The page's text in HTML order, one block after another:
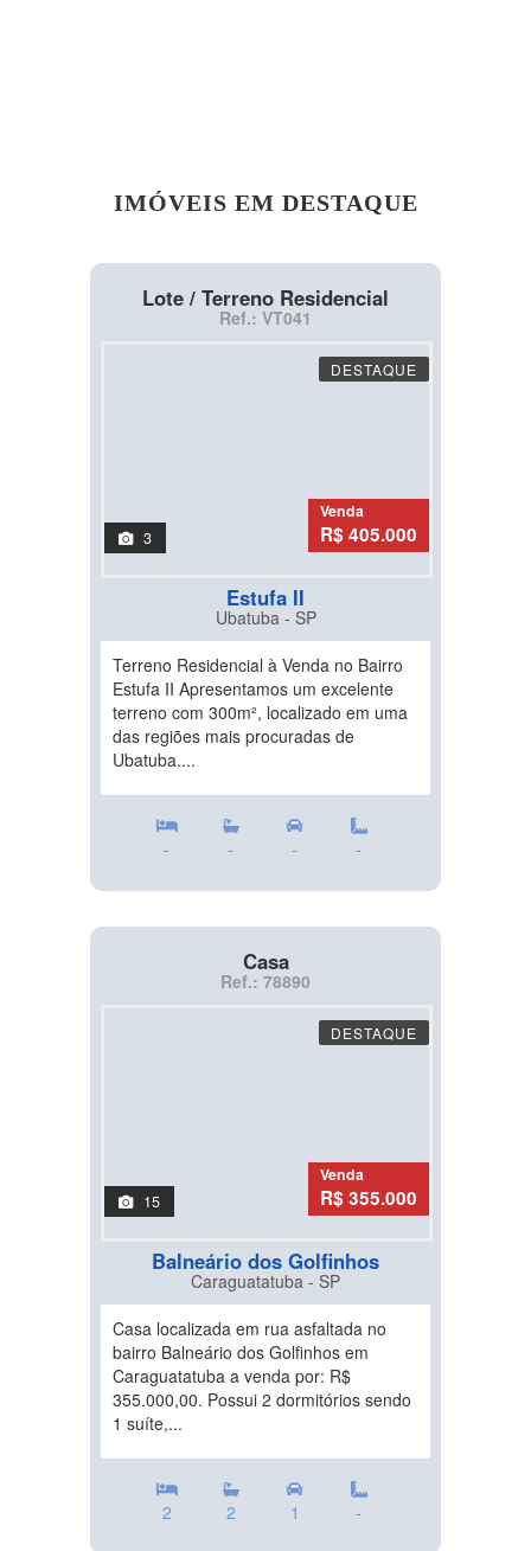
IMÓVEIS EM DESTAQUE
Lote / Terreno Residencial
Ref.: VT041
DESTAQUE
3
Venda
R$ 405.000
Estufa II
Ubatuba - SP
Terreno Residencial à Venda no Bairro
Estufa II Apresentamos um excelente
terreno com 300m², localizado em uma
das regiões mais procuradas de
Ubatuba....
- - - -
Casa
Ref.: 78890
DESTAQUE
15
Venda
R$ 355.000
Balneário dos Golfinhos
Caraguatatuba - SP
Casa localizada em rua asfaltada no
bairro Balneário dos Golfinhos em
Caraguatatuba a venda por: R$
355.000,00. Possui 2 dormitórios sendo
1 suíte,...
2 2 1 -